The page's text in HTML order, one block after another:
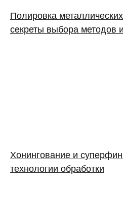
Полировка
секреты выбора методов
Хонингование и
технологии обработки